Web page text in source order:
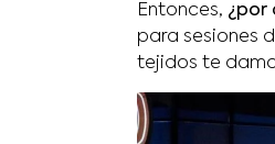
Entonces, ¿por
para sesiones
tejidos te